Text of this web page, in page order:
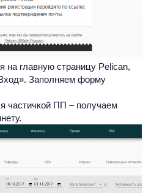
на главную страницу Pelican,
Заполняем форму
частичкой ПП – получаем